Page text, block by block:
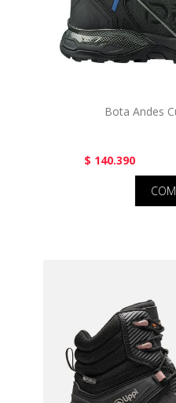
Bota Andes
$ 140.390